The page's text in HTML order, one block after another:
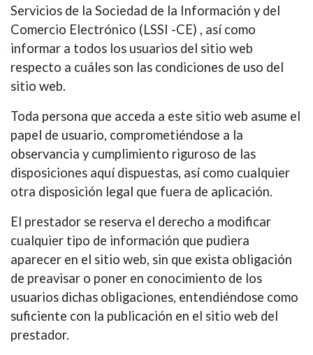
Servicios de la Sociedad de la Información y del
Comercio Electrónico (LSSI -CE) , así como
informar a todos los usuarios del sitio web
respecto a cuáles son las condiciones de uso del
sitio web.
Toda persona que acceda a este sitio web asume el
papel de usuario, comprometiéndose a la
observancia y cumplimiento riguroso de las
disposiciones aquí dispuestas, así como cualquier
otra disposición legal que fuera de aplicación.
El prestador se reserva el derecho a modificar
cualquier tipo de información que pudiera
aparecer en el sitio web, sin que exista obligación
de preavisar o poner en conocimiento de los
usuarios dichas obligaciones, entendiéndose como
suficiente con la publicación en el sitio web del
prestador.